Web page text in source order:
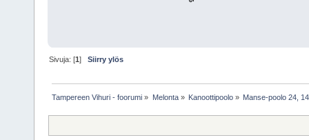
Sivuja: [1]Siirry ylös
Tampereen Vihuri - foorumi » Melonta» Kanoottipoolo» Manse-poolo 24,